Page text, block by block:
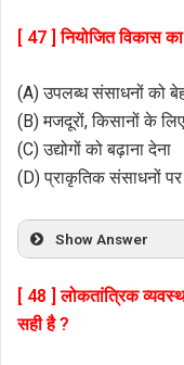
[ 47 ] नियोजित विकास
(A) उपलब्ध संसाधनों को
(B) मजदूरों, किसानों के
(C) उद्योगों को बढ़ाना देना
(D) प्राकृतिक संसाधनों पर
Show Answer
[ 48 ] लोकतांत्रिक
सही है ?